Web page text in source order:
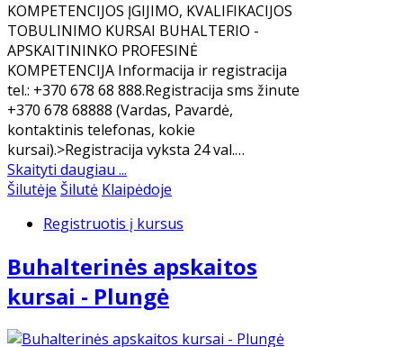
KOMPETENCIJOS ĮGIJIMO, KVALIFIKACIJOS
TOBULINIMO KURSAI BUHALTERIO -
APSKAITININKO PROFESINĖ
KOMPETENCIJA Informacija ir registracija
tel.: +370 678 68 888.Registracija sms žinute
+370 678 68888 (Vardas, Pavardė,
kontaktinis telefonas, kokie
kursai).>Registracija vyksta 24 val.…
Skaityti daugiau ...
Šilutėje Šilutė Klaipėdoje
Registruotis į kursus
Buhalterinės apskaitos
kursai - Plungė